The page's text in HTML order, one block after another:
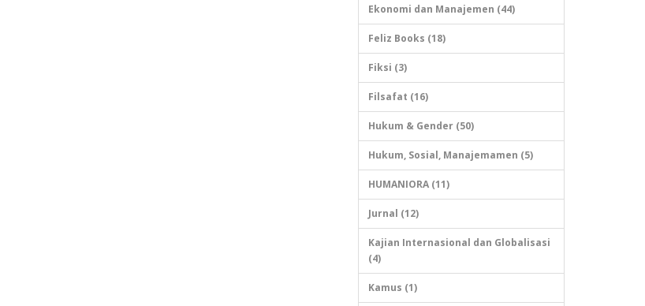
Ekonomi dan Manajemen (44)
Feliz Books (18)
Fiksi (3)
Filsafat (16)
Hukum & Gender (50)
Hukum, Sosial, Manajemamen (5)
HUMANIORA (11)
Jurnal (12)
Kajian Internasional dan Globalisasi
(4)
Kamus (1)